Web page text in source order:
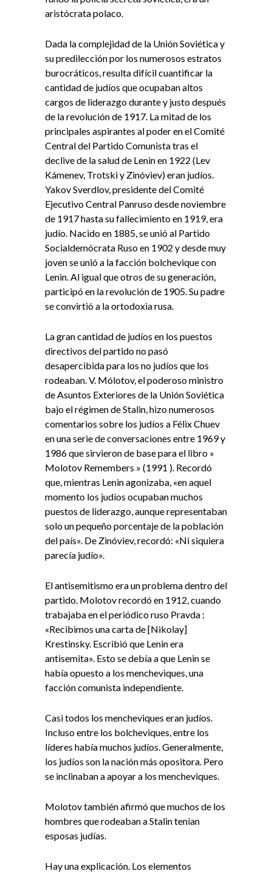
aristócrata polaco.
Dada la complejidad de la Unión Soviética y
su predilección por los numerosos estratos
burocráticos, resulta difícil cuantificar la
cantidad de judíos que ocupaban altos
cargos de liderazgo durante y justo después
de la revolución de 1917. La mitad de los
principales aspirantes al poder en el Comité
Central del Partido Comunista tras el
declive de la salud de Lenin en 1922 (Lev
Kámenev, Trotski y Zinóviev) eran judíos.
Yakov Sverdlov, presidente del Comité
Ejecutivo Central Panruso desde noviembre
de 1917 hasta su fallecimiento en 1919, era
judío. Nacido en 1885, se unió al Partido
Socialdemócrata Ruso en 1902 y desde muy
joven se unió a la facción bolchevique con
Lenin. Al igual que otros de su generación,
participó en la revolución de 1905. Su padre
se convirtió a la ortodoxia rusa.
La gran cantidad de judíos en los puestos
directivos del partido no pasó
desapercibida para los no judíos que los
rodeaban. V. Mólotov, el poderoso ministro
de Asuntos Exteriores de la Unión Soviética
bajo el régimen de Stalin, hizo numerosos
comentarios sobre los judíos a Félix Chuev
en una serie de conversaciones entre 1969 y
1986 que sirvieron de base para el libro »
Molotov Remembers » (1991 ). Recordó
que, mientras Lenin agonizaba, «en aquel
momento los judíos ocupaban muchos
puestos de liderazgo, aunque representaban
solo un pequeño porcentaje de la población
del país». De Zinóviev, recordó: «Ni siquiera
parecía judío».
El antisemitismo era un problema dentro del
partido. Molotov recordó en 1912, cuando
trabajaba en el periódico ruso Pravda :
«Recibimos una carta de [Nikolay]
Krestinsky. Escribió que Lenin era
antisemita». Esto se debía a que Lenin se
había opuesto a los mencheviques, una
facción comunista independiente.
Casi todos los mencheviques eran judíos.
Incluso entre los bolcheviques, entre los
líderes había muchos judíos. Generalmente,
los judíos son la nación más opositora. Pero
se inclinaban a apoyar a los mencheviques.
Molotov también afirmó que muchos de los
hombres que rodeaban a Stalin tenían
esposas judías.
Hay una explicación. Los elementos